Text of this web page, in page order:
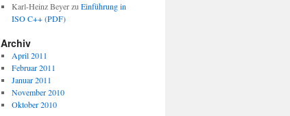
Karl-Heinz Beyerzu Einführung in
ISO C++ (PDF)
Archiv
April 2011
Februar 2011
Januar 2011
November 2010
Oktober 2010